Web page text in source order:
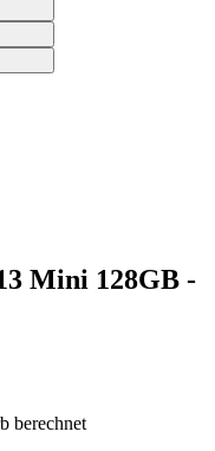
Mini 128GB -
berechnet